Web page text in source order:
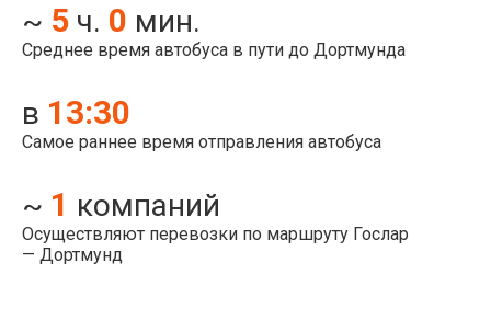
~ 5 ч. 0 мин.
Среднее время автобуса в пути до Дортмунда
в 13:30
Самое раннее время отправления автобуса
~ 1 компаний
Осуществляют перевозки по маршруту Гослар
— Дортмунд